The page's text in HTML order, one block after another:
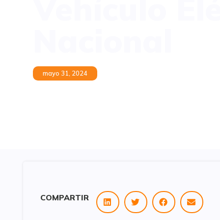
mayo 31, 2024
COMPARTIR